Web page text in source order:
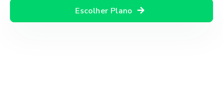
Escolher Plano